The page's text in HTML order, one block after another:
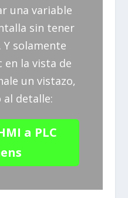
una variable
sin tener
solamente
en la vista de
un vistazo,
al detalle:
a PLC